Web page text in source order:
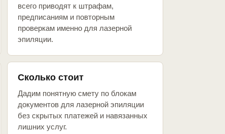
всего приводят к штрафам,
предписаниям и повторным
проверкам именно для лазерной
эпиляции.
Сколько стоит
Дадим понятную смету по блокам
документов для лазерной эпиляции
без скрытых платежей и навязанных
лишних услуг.